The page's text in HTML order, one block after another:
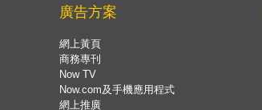
廣告方案
網上黃頁
商務專刊
Now TV
Now.com及手機應用程式
網上推廣